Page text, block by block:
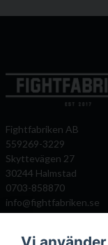
Fightfabriken AB
559269-3229
Skyttevägen 27
30244 Halmstad
0703-858870
info@fightfabriken.se